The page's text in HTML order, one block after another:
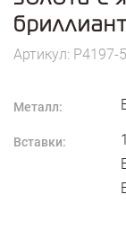
Артикул: P4197-
Металл:
Вставки: